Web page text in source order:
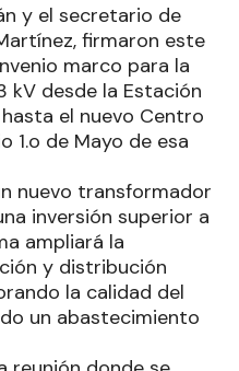
y el secretario de
firmaron este
marco para la
kV desde la Estación
el nuevo Centro
1.o de Mayo de esa
nuevo transformador
inversión superior a
ampliará la
y distribución
la calidad del
un abastecimiento